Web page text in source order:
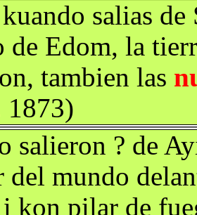
salias de
de Edom, la
tambien las
1873)
salieron ? de
del mundo
kon pilar de